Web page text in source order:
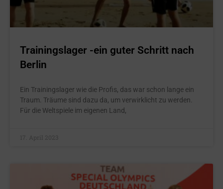
Trainingslager -ein guter Schritt nach
Berlin
Ein Trainingslager wie die Profis, das war schon lange ein
Traum. Träume sind dazu da, um verwirklicht zu werden.
Für die Weltspiele im eigenen Land,
17. April 2023